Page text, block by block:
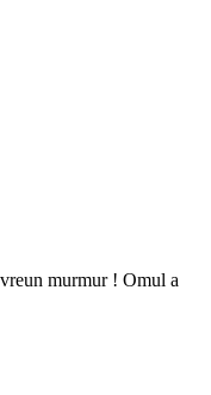
murmur ! Omul a